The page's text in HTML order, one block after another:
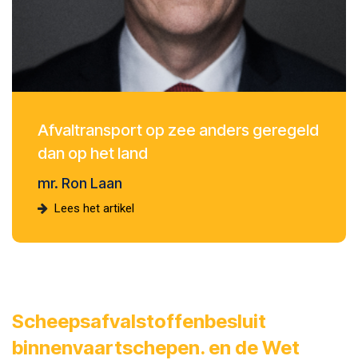
Afvaltransport op zee anders geregeld
dan op het land
mr. Ron Laan
Lees het artikel
Scheepsafvalstoffenbesluit
binnenvaartschepen. en de Wet